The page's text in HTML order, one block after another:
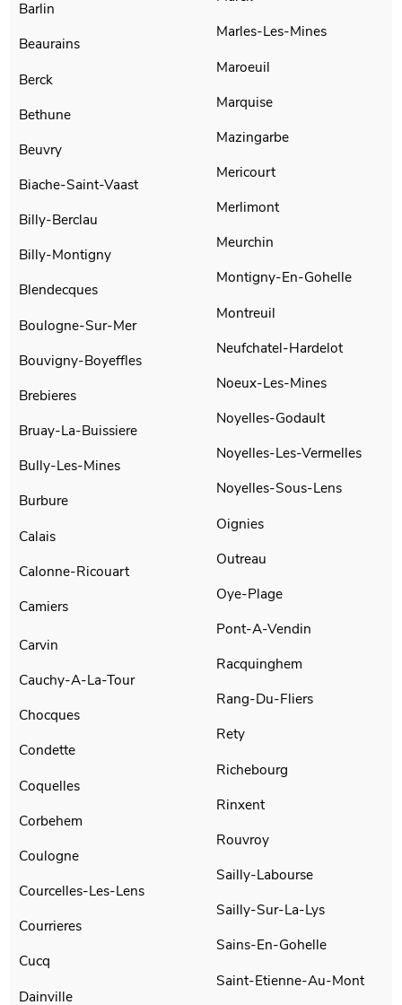
Barlin
Beaurains
Berck
Bethune
Beuvry
Biache-Saint-Vaast
Billy-Berclau
Billy-Montigny
Blendecques
Boulogne-Sur-Mer
Bouvigny-Boyeffles
Brebieres
Bruay-La-Buissiere
Bully-Les-Mines
Burbure
Calais
Calonne-Ricouart
Camiers
Carvin
Cauchy-A-La-Tour
Chocques
Condette
Coquelles
Corbehem
Coulogne
Courcelles-Les-Lens
Courrieres
Cucq
Dainville
Marles-Les-Mines
Maroeuil
Marquise
Mazingarbe
Mericourt
Merlimont
Meurchin
Montigny-En-Gohelle
Montreuil
Neufchatel-Hardelot
Noeux-Les-Mines
Noyelles-Godault
Noyelles-Les-Vermelles
Noyelles-Sous-Lens
Oignies
Outreau
Oye-Plage
Pont-A-Vendin
Racquinghem
Rang-Du-Fliers
Rety
Richebourg
Rinxent
Rouvroy
Sailly-Labourse
Sailly-Sur-La-Lys
Sains-En-Gohelle
Saint-Etienne-Au-Mont